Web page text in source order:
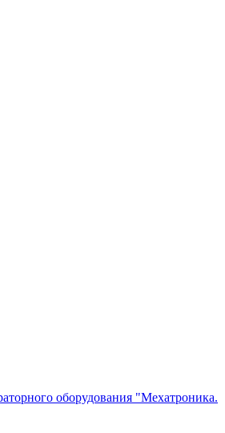
оборудования "Мехатроника.